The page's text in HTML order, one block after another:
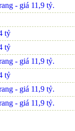
- giá 11,9 tỷ.
tỷ
tỷ
- giá 11,9 tỷ.
tỷ
- giá 11,9 tỷ.
- giá 11,9 tỷ.